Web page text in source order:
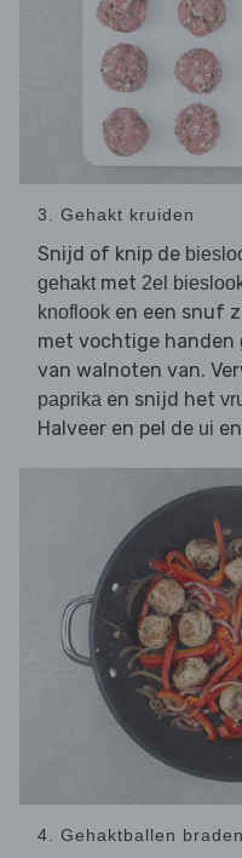
3. Gehakt kruiden
Snijd of knip de
gehaktmet 2el
knoflook en een snuf
met vochtige handen
van walnoten van.
paprika en snijd het
Halveer en pel de ui
4. Gehaktballen braden